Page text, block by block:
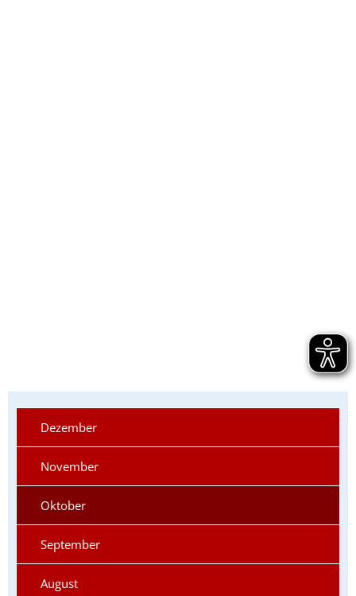
Dezember
November
Oktober
September
August